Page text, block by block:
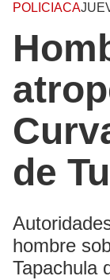
POLICIACA
de
hombre
Tapachula